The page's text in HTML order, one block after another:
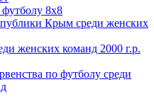
8х8
Крым среди женских
женских команд 2000 г.р.
по футболу среди